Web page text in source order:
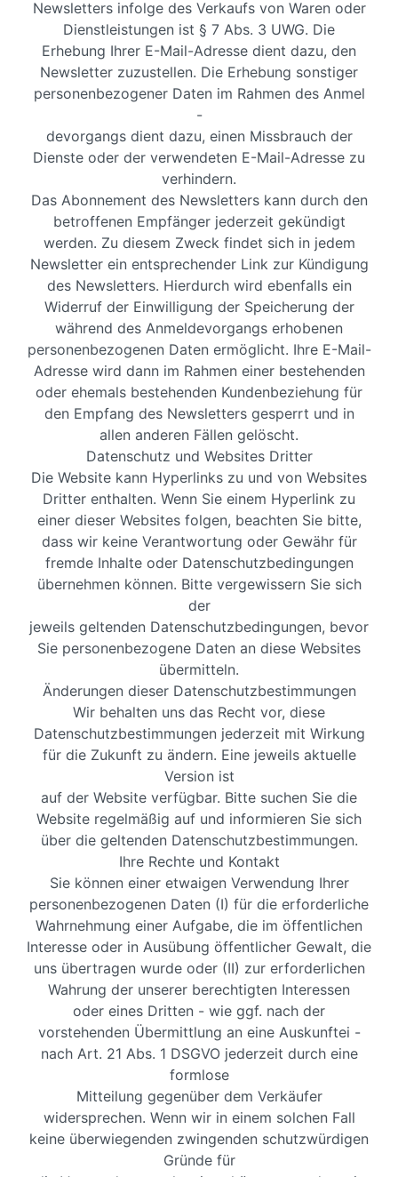
Newsletters infolge des Verkaufs von Waren oder
Dienstleistungen ist § 7 Abs. 3 UWG. Die
Erhebung Ihrer E-Mail-Adresse dient dazu, den
Newsletter zuzustellen. Die Erhebung sonstiger
personenbezogener Daten im Rahmen des Anmel
-
devorgangs dient dazu, einen Missbrauch der
Dienste oder der verwendeten E-Mail-Adresse zu
verhindern.
Das Abonnement des Newsletters kann durch den
betroffenen Empfänger jederzeit gekündigt
werden. Zu diesem Zweck findet sich in jedem
Newsletter ein entsprechender Link zur Kündigung
des Newsletters. Hierdurch wird ebenfalls ein
Widerruf der Einwilligung der Speicherung der
während des Anmeldevorgangs erhobenen
personenbezogenen Daten ermöglicht. Ihre E-Mail-
Adresse wird dann im Rahmen einer bestehenden
oder ehemals bestehenden Kundenbeziehung für
den Empfang des Newsletters gesperrt und in
allen anderen Fällen gelöscht.
Datenschutz und Websites Dritter
Die Website kann Hyperlinks zu und von Websites
Dritter enthalten. Wenn Sie einem Hyperlink zu
einer dieser Websites folgen, beachten Sie bitte,
dass wir keine Verantwortung oder Gewähr für
fremde Inhalte oder Datenschutzbedingungen
übernehmen können. Bitte vergewissern Sie sich
der
jeweils geltenden Datenschutzbedingungen, bevor
Sie personenbezogene Daten an diese Websites
übermitteln.
Änderungen dieser Datenschutzbestimmungen
Wir behalten uns das Recht vor, diese
Datenschutzbestimmungen jederzeit mit Wirkung
für die Zukunft zu ändern. Eine jeweils aktuelle
Version ist
auf der Website verfügbar. Bitte suchen Sie die
Website regelmäßig auf und informieren Sie sich
über die geltenden Datenschutzbestimmungen.
Ihre Rechte und Kontakt
Sie können einer etwaigen Verwendung Ihrer
personenbezogenen Daten (I) für die erforderliche
Wahrnehmung einer Aufgabe, die im öffentlichen
Interesse oder in Ausübung öffentlicher Gewalt, die
uns übertragen wurde oder (II) zur erforderlichen
Wahrung der unserer berechtigten Interessen
oder eines Dritten - wie ggf. nach der
vorstehenden Übermittlung an eine Auskunftei -
nach Art. 21 Abs. 1 DSGVO jederzeit durch eine
formlose
Mitteilung gegenüber dem Verkäufer
widersprechen. Wenn wir in einem solchen Fall
keine überwiegenden zwingenden schutzwürdigen
Gründe für